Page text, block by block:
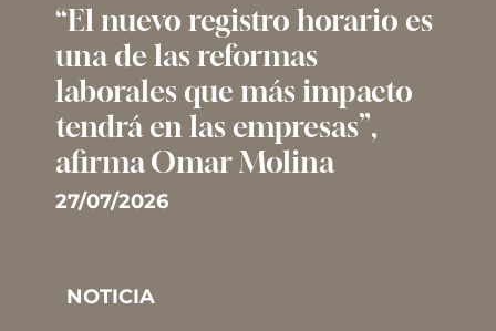
“El nuevo registro horario es
una de las reformas
laborales que más impacto
tendrá en las empresas”,
afirma Omar Molina
27/07/2026
NOTICIA